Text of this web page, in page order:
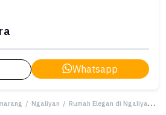
Whatsapp
/ Ngaliyan / Rumah Elegan di Ngaliyan, Semarang, 6 KT, LT 403m²